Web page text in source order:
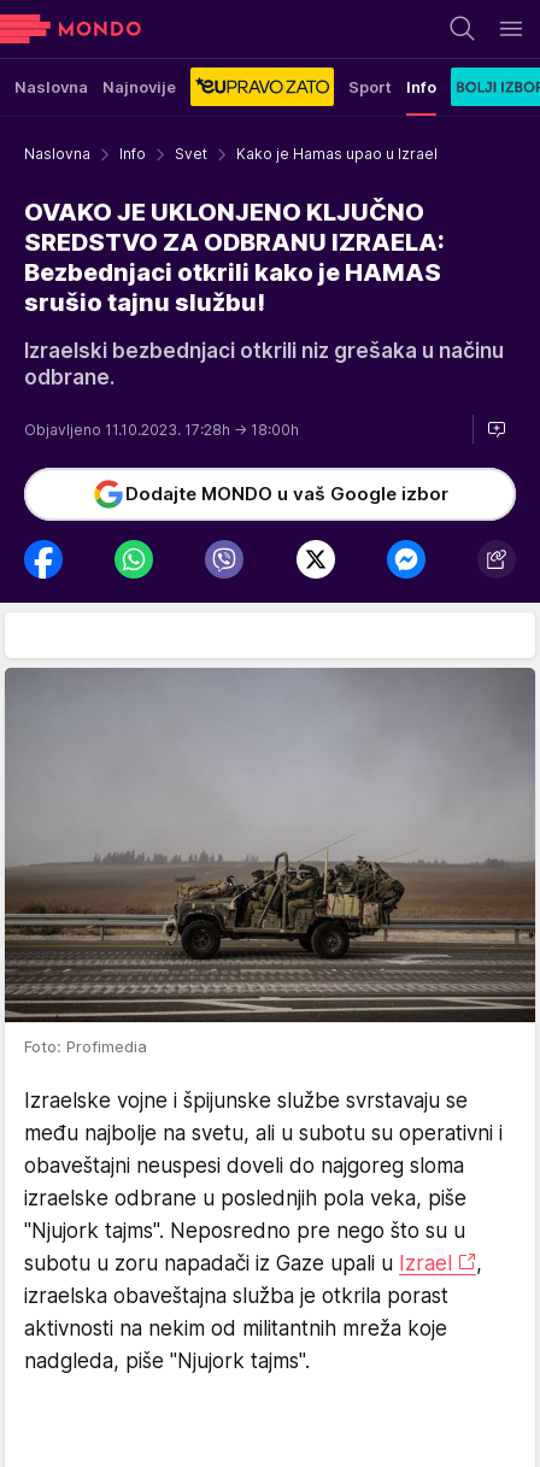
Naslovna Najnovije Sport Info
Naslovna Info Svet Kako je Hamas upao u Izrael
OVAKO JE UKLONJENO KLJUČNO
SREDSTVO ZA ODBRANU IZRAELA:
Bezbednjaci otkrili kako je HAMAS
srušio tajnu službu!
Izraelski bezbednjaci otkrili niz grešaka u načinu
odbrane.
Objavljeno 11.10.2023. 17:28h → 18:00h
Dodajte MONDO u vaš Google izbor
Foto: Profimedia
Izraelske vojne i špijunske službe svrstavaju se
među najbolje na svetu, ali u subotu su operativni i
obaveštajni neuspesi doveli do najgoreg sloma
izraelske odbrane u poslednjih pola veka, piše
"Njujork tajms". Neposredno pre nego što su u
subotu u zoru napadači iz Gaze upali u Izrael
,
izraelska obaveštajna služba je otkrila porast
aktivnosti na nekim od militantnih mreža koje
nadgleda, piše "Njujork tajms".